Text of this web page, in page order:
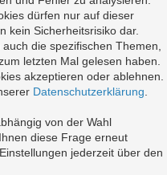
dürfen nur auf dieser
kein Sicherheitsrisiko dar.
die spezifischen Themen,
letzten Mal gelesen haben.
akzeptieren oder ablehnen.
Datenschutzerklärung
von der Wahl
diese Frage erneut
jederzeit über den